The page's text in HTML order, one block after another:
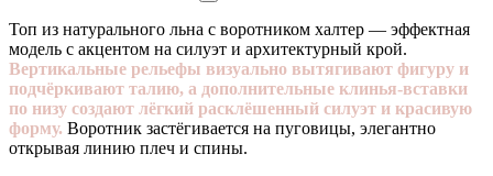
Топ из натурального льна с воротником халтер — эффектная
модель с акцентом на силуэт и архитектурный крой.
Вертикальные рельефы визуально вытягивают фигуру и
подчёркивают талию, а дополнительные клинья-вставки
по низу создают лёгкий расклёшенный силуэт и красивую
форму. Воротник застёгивается на пуговицы, элегантно
открывая линию плеч и спины.